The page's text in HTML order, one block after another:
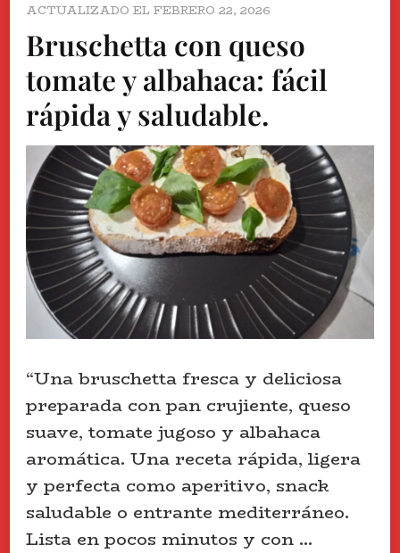
ACTUALIZADO EL FEBRERO 22, 2026
Bruschetta con queso
tomate y albahaca: fácil
rápida y saludable.
“Una bruschetta fresca y deliciosa
preparada con pan crujiente, queso
suave, tomate jugoso y albahaca
aromática. Una receta rápida, ligera
y perfecta como aperitivo, snack
saludable o entrante mediterráneo.
Lista en pocos minutos y con …